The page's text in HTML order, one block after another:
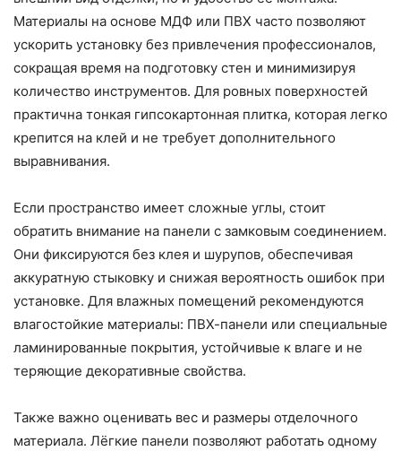
Материалы на основе МДФ или ПВХ часто позволяют
ускорить установку без привлечения профессионалов,
сокращая время на подготовку стен и минимизируя
количество инструментов. Для ровных поверхностей
практична тонкая гипсокартонная плитка, которая легко
крепится на клей и не требует дополнительного
выравнивания.
Если пространство имеет сложные углы, стоит
обратить внимание на панели с замковым соединением.
Они фиксируются без клея и шурупов, обеспечивая
аккуратную стыковку и снижая вероятность ошибок при
установке. Для влажных помещений рекомендуются
влагостойкие материалы: ПВХ-панели или специальные
ламинированные покрытия, устойчивые к влаге и не
теряющие декоративные свойства.
Также важно оценивать вес и размеры отделочного
материала. Лёгкие панели позволяют работать одному